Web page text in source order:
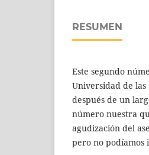
RESUMEN
Este segundo
Universidad de las
después de un
número nuestra
agudización del
pero no podíamos